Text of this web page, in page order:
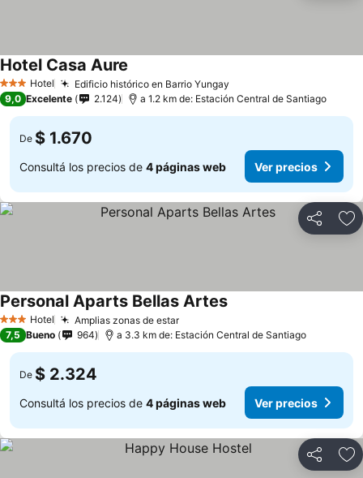
3 Estrellas
Hotel Edificio histórico en Barrio Yungay
Hotel Casa Aure
9,0 Excelente 2.124 a 1.2 km de: Estación Central de Santiago
De $ 1.670
Consultá los precios de 4 páginas web Ver precios
Compartir
3 Estrellas
Hotel Amplias zonas de estar
Personal Aparts Bellas Artes
7,5 Bueno 964 a 3.3 km de: Estación Central de Santiago
De $ 2.324
Consultá los precios de 4 páginas web Ver precios
Compartir